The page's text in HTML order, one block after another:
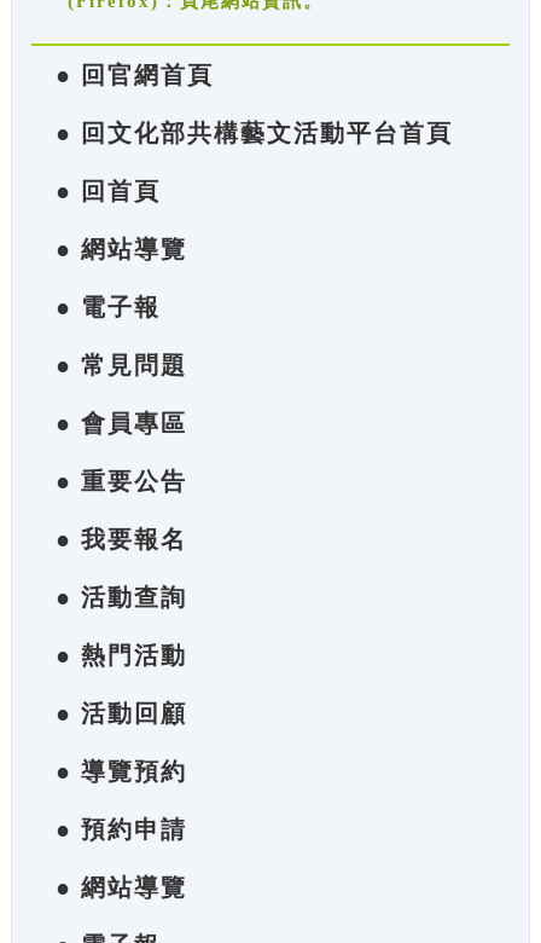
● 回官網首頁
● 回文化部共構藝文活動平台首頁
● 回首頁
● 網站導覽
● 電子報
● 常見問題
● 會員專區
● 重要公告
● 我要報名
● 活動查詢
● 熱門活動
● 活動回顧
● 導覽預約
● 預約申請
● 網站導覽